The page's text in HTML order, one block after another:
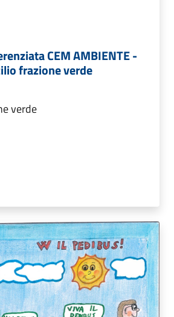
CEM AMBIENTE -
frazione verde
verde